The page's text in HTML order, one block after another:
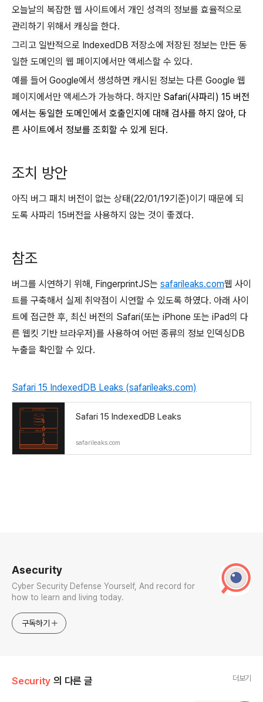
오늘날의 복잡한 웹 사이트에서 개인 성격의 정보를 효율적으로
관리하기 위해서 캐싱을 한다.
그리고 일반적으로 IndexedDB 저장소에 저장된 정보는 만든 동
일한 도메인의 웹 페이지에서만 액세스할 수 있다.
예를 들어 Google에서 생성하면 캐시된 정보는 다른 Google 웹
페이지에서만 액세스가 가능하다. 하지만 Safari(사파리) 15 버전
에서는 동일한 도메인에서 호출인지에 대해 검사를 하지 않아, 다
른 사이트에서 정보를 조회할 수 있게 된다.
조치 방안
아직 버그 패치 버전이 없는 상태(22/01/19기준)이기 때문에 되
도록 사파리 15버전을 사용하지 않는 것이 좋겠다.
참조
버그를 시연하기 위해, FingerprintJS는 safarileaks.com웹 사이
트를 구축해서 실제 취약점이 시연할 수 있도록 하였다. 아래 사이
트에 접근한 후, 최신 버전의 Safari(또는 iPhone 또는 iPad의 다
른 웹킷 기반 브라우저)를 사용하여 어떤 종류의 정보 인덱싱DB
누출을 확인할 수 있다.
Safari 15 IndexedDB Leaks (safarileaks.com)
Safari 15 IndexedDB Leaks
safarileaks.com
Asecurity
Cyber Security Defense Yourself, And record for
how to learn and living today.
구독하기
Security 의 다른 글 더보기